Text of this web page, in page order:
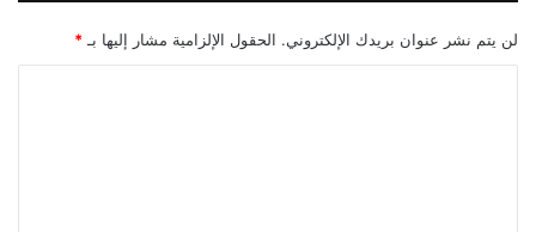
لن يتم نشر عنوان بريدك الإلكتروني. الحقول الإلزامية مشار إليها بـ *